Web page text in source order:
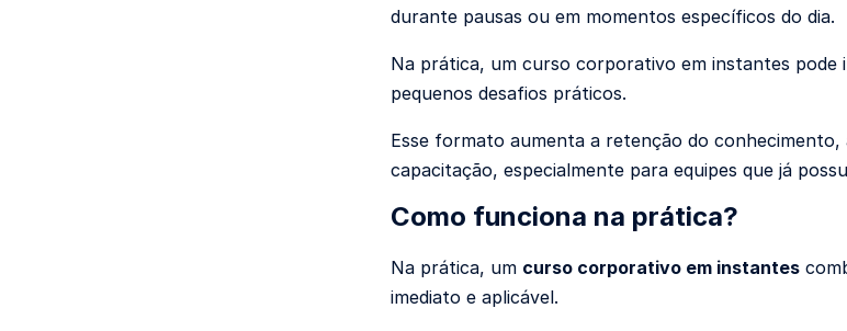
durante pausas ou em momentos específicos do dia.
Na prática, um curso corporativo em instantes pode
pequenos desafios práticos.
Esse formato aumenta a retenção do
capacitação, especialmente para equipes que já
Como funciona na prática?
Na prática, um curso corporativo em instantes
imediato e aplicável.